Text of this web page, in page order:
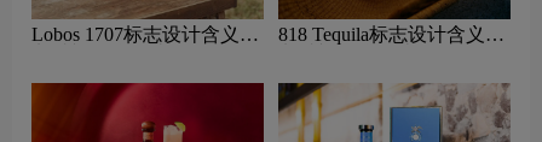
Lobos 1707标志设计含义及
818 Tequila标志设计含义及